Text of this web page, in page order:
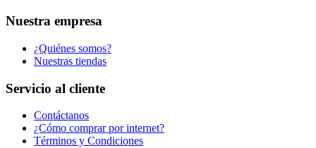
Nuestra empresa
¿Quiénes somos?
Nuestras tiendas
Servicio al cliente
Contáctanos
¿Cómo comprar por internet?
Términos y Condiciones